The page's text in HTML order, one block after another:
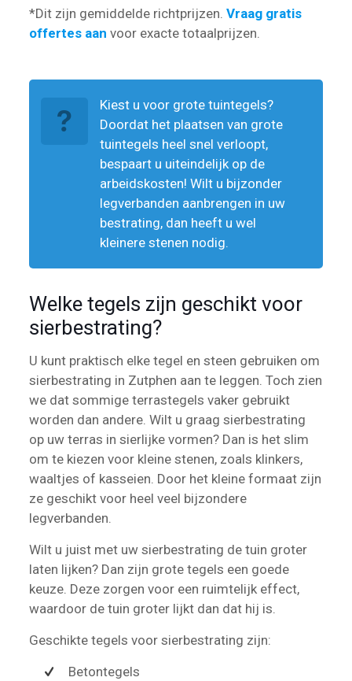
*Dit zijn gemiddelde richtprijzen. Vraag gratis
offertes aan voor exacte totaalprijzen.
Kiest u voor grote tuintegels?
Doordat het plaatsen van grote
tuintegels heel snel verloopt,
bespaart u uiteindelijk op de
arbeidskosten! Wilt u bijzonder
legverbanden aanbrengen in uw
bestrating, dan heeft u wel
kleinere stenen nodig.
Welke tegels zijn geschikt voor
sierbestrating?
U kunt praktisch elke tegel en steen gebruiken om
sierbestrating in Zutphen aan te leggen. Toch zien
we dat sommige terrastegels vaker gebruikt
worden dan andere. Wilt u graag sierbestrating
op uw terras in sierlijke vormen? Dan is het slim
om te kiezen voor kleine stenen, zoals klinkers,
waaltjes of kasseien. Door het kleine formaat zijn
ze geschikt voor heel veel bijzondere
legverbanden.
Wilt u juist met uw sierbestrating de tuin groter
laten lijken? Dan zijn grote tegels een goede
keuze. Deze zorgen voor een ruimtelijk effect,
waardoor de tuin groter lijkt dan dat hij is.
Geschikte tegels voor sierbestrating zijn:
Betontegels